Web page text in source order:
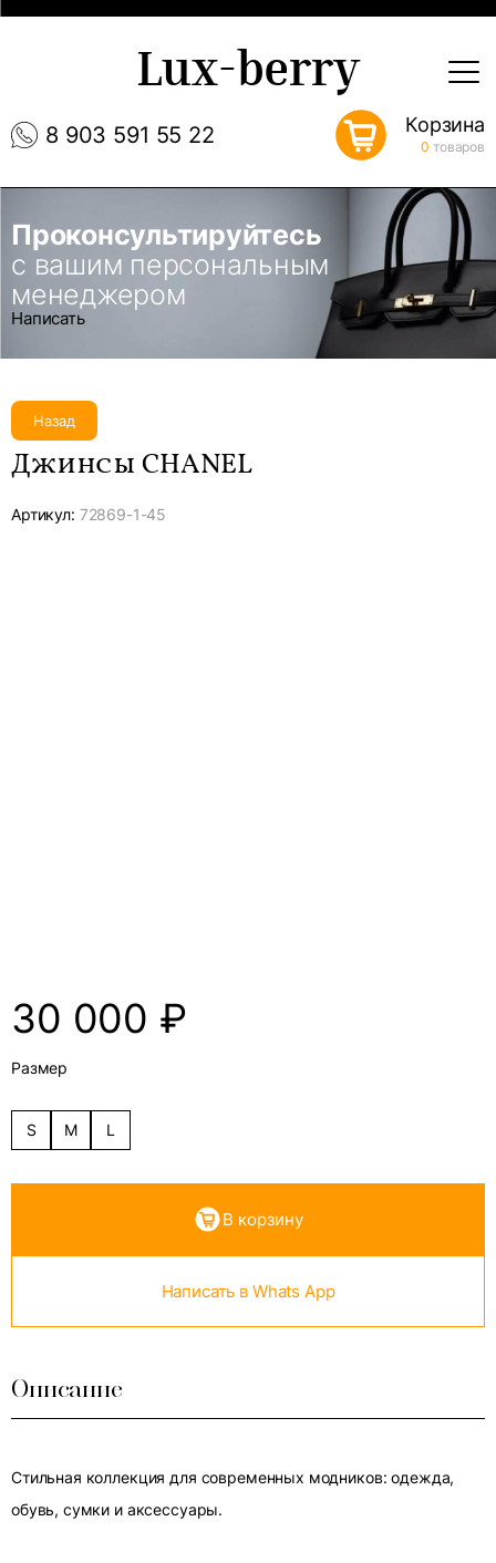
8 903 591 55 22
Lux-berry
Корзина
0 товаров
Проконсультируйтесь
с вашим персональным
менеджером
Написать
Назад
Джинсы CHANEL
Артикул: 72869-1-45
30 000 ₽
Размер
S M L
В корзину
Написать в Whats App
Описание
Стильная коллекция для современных модников: одежда,
обувь, сумки и аксессуары.